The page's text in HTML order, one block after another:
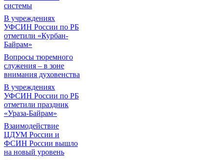
системы
В учреждениях
УФСИН России по РБ
отметили «Курбан-
Байрам»
Вопросы тюремного
служения – в зоне
внимания духовенства
В учреждениях
УФСИН России по РБ
отметили праздник
«Ураза-Байрам»
Взаимодействие
ЦДУМ России и
ФСИН России вышло
на новый уровень